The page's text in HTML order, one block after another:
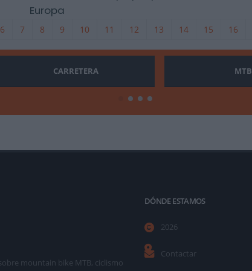
Europa
6 7 8 9 10 11 12 13 14 15 16
CARRETERA MTB
mountain bike MTB, ciclismo
DÓNDE ESTAMOS
2026
Contactar